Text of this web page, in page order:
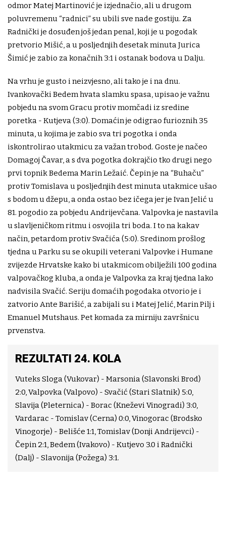
odmor Matej Martinović je izjednačio, ali u drugom
poluvremenu “radnici” su ubili sve nade gostiju. Za
Radnički je dosuđen još jedan penal, koji je u pogodak
pretvorio Mišić, a u posljednjih desetak minuta Jurica
Šimić je zabio za konačnih 3:1 i ostanak bodova u Dalju.
Na vrhu je gusto i neizvjesno, ali tako je i na dnu.
Ivankovački Bedem hvata slamku spasa, upisao je važnu
pobjedu na svom Gracu protiv momčadi iz sredine
poretka - Kutjeva (3:0). Domaćin je odigrao furioznih 35
minuta, u kojima je zabio sva tri pogotka i onda
iskontrolirao utakmicu za važan trobod. Goste je načeo
Domagoj Čavar, a s dva pogotka dokrajčio tko drugi nego
prvi topnik Bedema Marin Ležaić. Čepin je na “Buhaču”
protiv Tomislava u posljednjih dest minuta utakmice ušao
s bodom u džepu, a onda ostao bez ičega jer je Ivan Jelić u
81. pogodio za pobjedu Andrijevčana. Valpovka je nastavila
u slavljeničkom ritmu i osvojila tri boda. I to na kakav
način, petardom protiv Svačića (5:0). Sredinom prošlog
tjedna u Parku su se okupili veterani Valpovke i Humane
zvijezde Hrvatske kako bi utakmicom obilježili 100 godina
valpovačkog kluba, a onda je Valpovka za kraj tjedna lako
nadvisila Svačić. Seriju domaćih pogodaka otvorio je i
zatvorio Ante Barišić, a zabijali su i Matej Jelić, Marin Pilj i
Emanuel Mutshaus. Pet komada za mirniju završnicu
prvenstva.
REZULTATI 24. KOLA
Vuteks Sloga (Vukovar) - Marsonia (Slavonski Brod)
2:0, Valpovka (Valpovo) - Svačić (Stari Slatnik) 5:0,
Slavija (Pleternica) - Borac (Kneževi Vinogradi) 3:0,
Vardarac - Tomislav (Cerna) 0:0, Vinogorac (Brodsko
Vinogorje) - Belišće 1:1, Tomislav (Donji Andrijevci) -
Čepin 2:1, Bedem (Ivakovo) - Kutjevo 3.0 i Radnički
(Dalj) - Slavonija (Požega) 3:1.